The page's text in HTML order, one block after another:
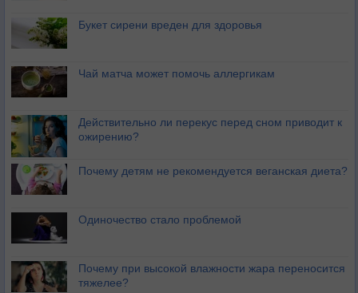
Букет сирени вреден для здоровья
Чай матча может помочь аллергикам
Действительно ли перекус перед сном приводит к
ожирению?
Почему детям не рекомендуется веганская диета?
Одиночество стало проблемой
Почему при высокой влажности жара переносится
тяжелее?